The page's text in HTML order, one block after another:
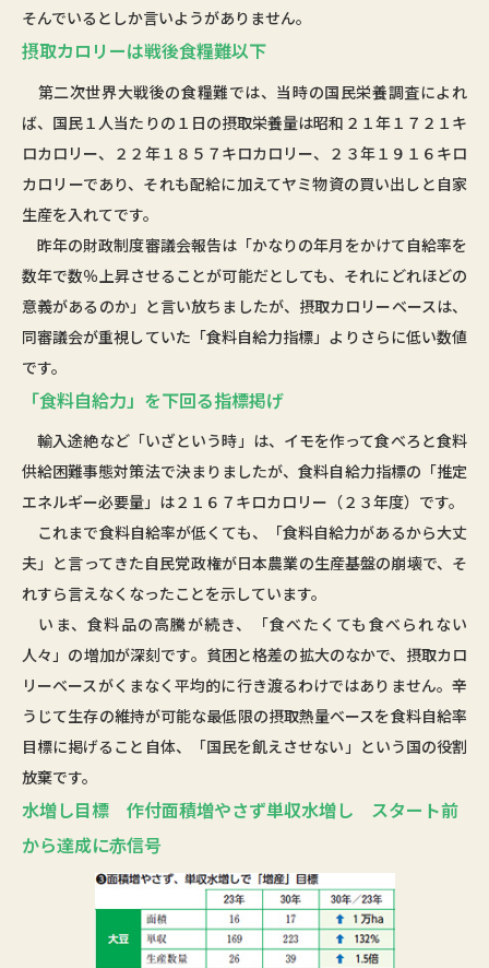
そんでいるとしか言いようがありません。
摂取カロリーは戦後食糧難以下
第二次世界大戦後の食糧難では、当時の国民栄養調査によれ
ば、国民１人当たりの１日の摂取栄養量は昭和２１年１７２１キ
ロカロリー、２２年１８５７キロカロリー、２３年１９１６キロ
カロリーであり、それも配給に加えてヤミ物資の買い出しと自家
生産を入れてです。
昨年の財政制度審議会報告は「かなりの年月をかけて自給率を
数年で数％上昇させることが可能だとしても、それにどれほどの
意義があるのか」と言い放ちましたが、摂取カロリーベースは、
同審議会が重視していた「食料自給力指標」よりさらに低い数値
です。
「食料自給力」を下回る指標掲げ
輸入途絶など「いざという時」は、イモを作って食べろと食料
供給困難事態対策法で決まりましたが、食料自給力指標の「推定
エネルギー必要量」は２１６７キロカロリー（２３年度）です。
これまで食料自給率が低くても、「食料自給力があるから大丈
夫」と言ってきた自民党政権が日本農業の生産基盤の崩壊で、そ
れすら言えなくなったことを示しています。
いま、食料品の高騰が続き、「食べたくても食べられない
人々」の増加が深刻です。貧困と格差の拡大のなかで、摂取カロ
リーベースがくまなく平均的に行き渡るわけではありません。辛
うじて生存の維持が可能な最低限の摂取熱量ベースを食料自給率
目標に掲げること自体、「国民を飢えさせない」という国の役割
放棄です。
水増し目標 作付面積増やさず単収水増し スタート前
から達成に赤信号